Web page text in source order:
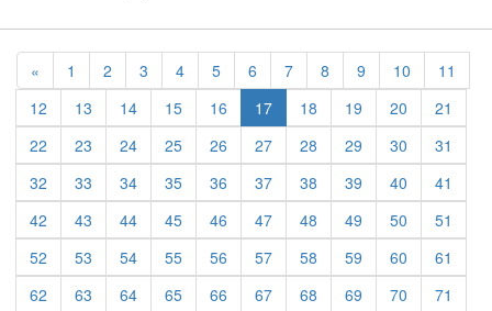
« Previous
1 2 3 4 5 6 7 8 9 10
11
12
13 14 15 16 17 18 19 20
21
22
23 24 25 26 27 28 29 30
31
32
33 34 35 36 37 38 39 40
41
42
43 44 45 46 47 48 49 50
51
52
53 54 55 56 57 58 59 60
61
62
63 64 65 66 67 68 69 70
71